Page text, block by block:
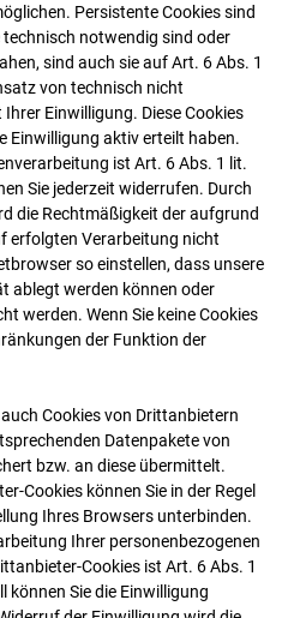
Persistente Cookies sind
notwendig sind oder
sind auch sie auf Art. 6 Abs. 1
von technisch nicht
Einwilligung. Diese Cookies
Einwilligung aktiv erteilt haben.
ist Art. 6 Abs. 1 lit.
Sie jederzeit widerrufen. Durch
die Rechtmäßigkeit der aufgrund
erfolgten Verarbeitung nicht
so einstellen, dass unsere
ablegt werden können oder
werden. Wenn Sie keine Cookies
der Funktion der
Cookies von Drittanbietern
Datenpakete von
bzw. an diese übermittelt.
Cookies können Sie in der Regel
Ihres Browsers unterbinden.
Ihrer personenbezogenen
Cookies ist Art. 6 Abs. 1
können Sie die Einwilligung